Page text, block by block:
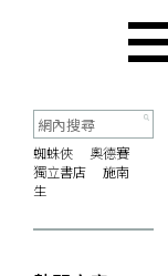
蜘蛛俠
奧德賽
獨立書店
施南
生